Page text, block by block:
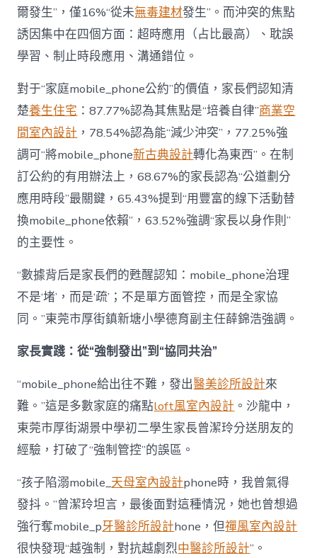
爾發生”，僅16%“從未無毒建材發生”。而沖突的焦點
誘因集中在四個方面：超時應用（占比最高）、耽誤
學習、制止時段應用、溝通錯位。
對于“家庭mobile_phone公約”的價值，家長們認知清
楚養生住宅 ：87.77%認為其焦點是“培養自律”商業空
間室內設計 ，78.54%認為能“減少沖突”，77.25%強
調可“將mobile_phone新古典設計轉化為東西”。在制
訂公約的有用辦法上，68.67%的家長認為“公道劃分
應用時段”最關鍵，65.43%提到“用豐富的線下活動替
換mobile_phone依賴”，63.52%強調“家長以身作則”
的主要性。
“數據背后是家長們的甦醒認知：mobile_phone治理
不是‘堵’，而是‘疏’；不是單方面管控，而是全家協
同。”東莞市厚街鎮新塘小學德育副主任薛錦浩強調。
家長實踐：從“強制發出”到“協同共治”
“mobile_phone給出往不難，發出醫美診所設計來
難。”這是多數家庭的痛點loft風室內設計 。沙龍中，
東莞市厚街湖景中學初二學生家長曾潔玲分送朋友的
經驗，打破了“強制管控”的誤區。
“孩子陷溺mobile_天母室內設計phone時，我曾氣得
發抖。”曾潔玲坦言，最後面對這種情況，她也曾想過
強行奪mobile_p牙醫診所設計hone，但禪風室內設計
很快發現“越強制，對抗越劇烈中醫診所設計”。